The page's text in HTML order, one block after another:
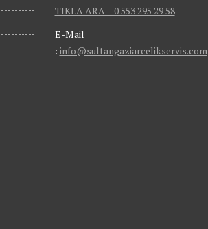
TIKLA ARA – 0 553 295 29 58
E-Mail
: info@sultangaziarcelikservis.com